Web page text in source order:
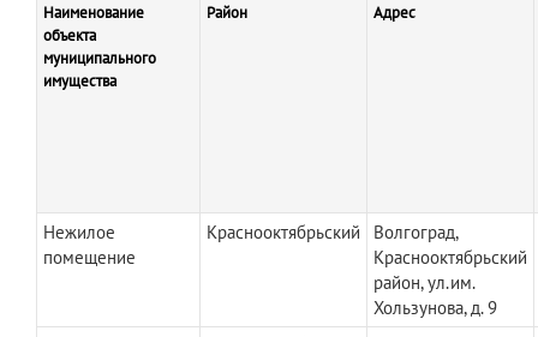
Наименование
объекта
муниципального
имущества
Район Адрес
Нежилое
помещение
Краснооктябрьский
Волгоград,
Краснооктябрьский
район, ул.им.
Хользунова, д. 9